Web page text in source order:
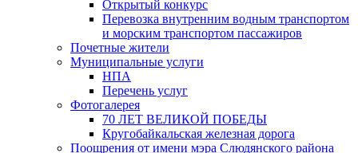
Открытый конкурс
Перевозка внутренним водным транспортом
и морским транспортом пассажиров
Почетные жители
Муниципальные услуги
НПА
Перечень услуг
Фотогалерея
70 ЛЕТ ВЕЛИКОЙ ПОБЕДЫ
Кругобайкальская железная дорога
Поощрения от имени мэра Слюдянского района